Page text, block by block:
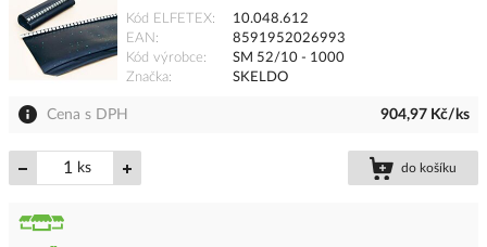
Kód ELFETEX
10.048.612
EAN
8591952026993
Kód výrobce
SM 52/10 - 1000
Značka
SKELDO
Cena s DPH 904,97 Kč/ks
ks do košíku